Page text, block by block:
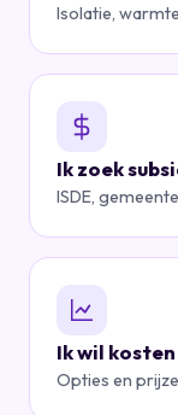
Isolatie,
Ik zoek
ISDE,
Ik wil
Opties en